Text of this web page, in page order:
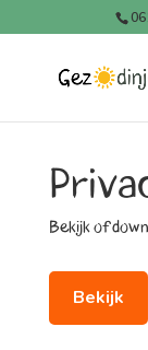
Bekijk of
Bekijk